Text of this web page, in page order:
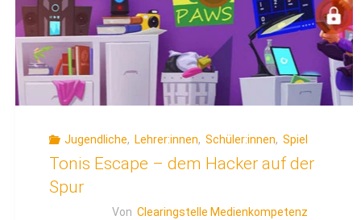
Jugendliche, Lehrer:innen, Schüler:innen, Spiel
Tonis Escape – dem Hacker auf der
Spur
Von Clearingstelle Medienkompetenz